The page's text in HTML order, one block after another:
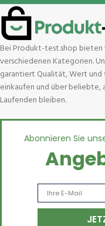
Bei Produkt-test.shop
verschiedenen Kategorien.
garantiert Qualität, Wert und
einkaufen und über
Laufenden bleiben.
Abonnieren Sie